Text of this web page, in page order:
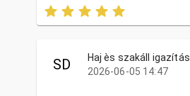
SD
Haj ès szakáll igazítás
2026-06-05 14:47